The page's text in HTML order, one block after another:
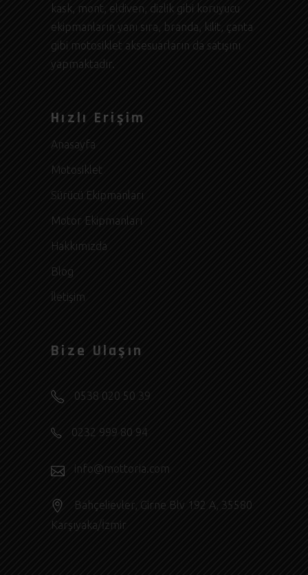
kask, mont, eldiven, dizlik gibi koruyucu
ekipmanların yanı sıra, branda, kilit, çanta
gibi motosiklet aksesuarların da satışını
yapmaktadır.
Hızlı Erişim
Anasayfa
Motosiklet
Sürücü Ekipmanları
Motor Ekipmanları
Hakkımızda
Blog
İletişim
Bize Ulaşın
0538 020 50 39
0232 999 80 94
info@mottoria.com
Bahçelievler, Girne Blv 192 A, 35580
Karşıyaka/İzmir